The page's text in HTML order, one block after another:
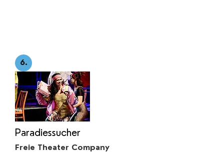
6.
Paradiessucher
Freie Theater Company